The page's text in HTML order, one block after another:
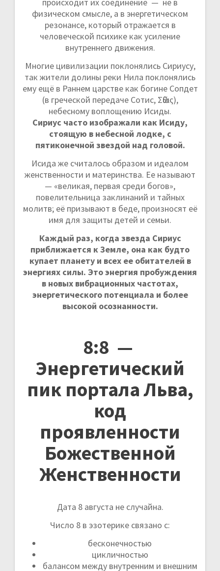
физическом смысле, а в энергетическом
резонансе, который отражается в
человеческой психике как усиление
внутреннего движения.
Многие цивилизации поклонялись Сириусу,
так жители долины реки Нила поклонялись
ему ещё в Раннем царстве как богине Сопдет
(в греческой передаче Сотис, Σῶθις),
небесному воплощению Исиды.
Сириус часто изображали как Исиду,
стоящую в небесной лодке, с
пятиконечной звездой над головой.
Исида же считалось образом и идеалом
женственности и материнства. Ее называют
— «великая, первая среди богов»,
повелительница заклинаний и тайных
молитв; её призывают в беде, произносят её
имя для защиты детей и семьи.
Каждый раз, когда звезда Сириус
приближается к Земле, она как будто
купает планету и всех ее обитателей в
энергиях силы. Это энергия пробуждения
в новых вибрационных частотах,
энергетического потенциала и более
высокой осознанности.
8:8 —
Энергетический
пик портала Льва,
код
проявленности
Божественной
Женственности
Дата 8 августа не случайна.
Число 8 в эзотерике связано с:
бесконечностью
цикличностью
балансом между внутренним и внешним